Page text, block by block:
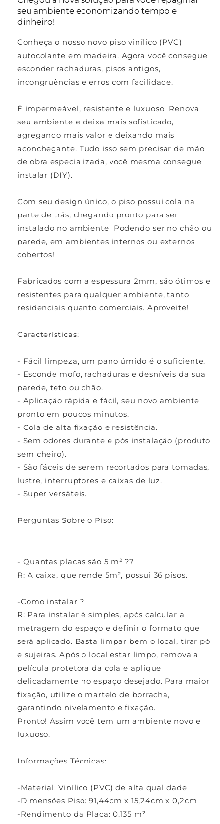
Utensílios
para
Cozinha
Utensílios
para
seu ambiente economizando tempo e
dinheiro!
Conheça o nosso novo piso vinílico (PVC)
autocolante em madeira. Agora você consegue
esconder rachaduras, pisos antigos,
incongruências e erros com facilidade.
É impermeável, resistente e luxuoso! Renova
seu ambiente e deixa mais sofisticado,
agregando mais valor e deixando mais
aconchegante. Tudo isso sem precisar de mão
de obra especializada, você mesma consegue
instalar (DIY).
Com seu design único, o piso possui cola na
parte de trás, chegando pronto para ser
instalado no ambiente! Podendo ser no chão ou
parede, em ambientes internos ou externos
cobertos!
Fabricados com a espessura 2mm, são ótimos e
resistentes para qualquer ambiente, tanto
residenciais quanto comerciais. Aproveite!
Características:
- Fácil limpeza, um pano úmido é o suficiente.
- Esconde mofo, rachaduras e desníveis da sua
parede, teto ou chão.
- Aplicação rápida e fácil, seu novo ambiente
pronto em poucos minutos.
- Cola de alta fixação e resistência.
- Sem odores durante e pós instalação (produto
sem cheiro).
- São fáceis de serem recortados para tomadas,
lustre, interruptores e caixas de luz.
- Super versáteis.
Perguntas Sobre o Piso:
- Quantas placas são 5 m² ??
R: A caixa, que rende 5m², possui 36 pisos.
-Como instalar ?
R: Para instalar é simples, após calcular a
metragem do espaço e definir o formato que
será aplicado. Basta limpar bem o local, tirar pó
e sujeiras. Após o local estar limpo, remova a
película protetora da cola e aplique
delicadamente no espaço desejado. Para maior
fixação, utilize o martelo de borracha,
garantindo nivelamento e fixação.
Pronto! Assim você tem um ambiente novo e
luxuoso.
Informações Técnicas:
-Material: Vinílico (PVC) de alta qualidade
-Dimensões Piso: 91,44cm x 15,24cm x 0,2cm
-Rendimento da Placa: 0.135 m²